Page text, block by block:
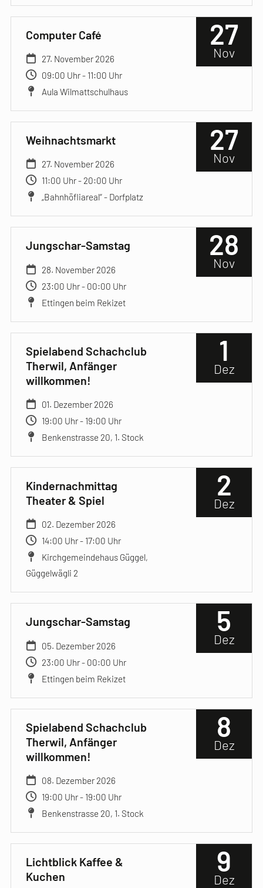
27
Nov
Computer Café
27. November 2026
09:00 Uhr - 11:00 Uhr
Aula Wilmattschulhaus
27
Nov
Weihnachtsmarkt
27. November 2026
11:00 Uhr - 20:00 Uhr
„Bahnhöfliareal“ - Dorfplatz
28
Nov
Jungschar-Samstag
28. November 2026
23:00 Uhr - 00:00 Uhr
Ettingen beim Rekizet
1
Dez
Spielabend Schachclub
Therwil, Anfänger
willkommen!
01. Dezember 2026
19:00 Uhr - 19:00 Uhr
Benkenstrasse 20, 1. Stock
2
Dez
Kindernachmittag
Theater & Spiel
02. Dezember 2026
14:00 Uhr - 17:00 Uhr
Kirchgemeindehaus Güggel,
Güggelwägli 2
5
Dez
Jungschar-Samstag
05. Dezember 2026
23:00 Uhr - 00:00 Uhr
Ettingen beim Rekizet
8
Dez
Spielabend Schachclub
Therwil, Anfänger
willkommen!
08. Dezember 2026
19:00 Uhr - 19:00 Uhr
Benkenstrasse 20, 1. Stock
9
Dez
Lichtblick Kaffee &
Kuchen